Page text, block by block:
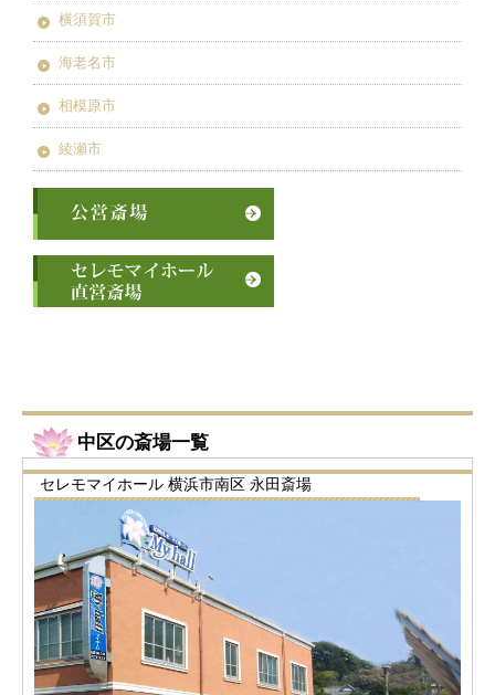
横須賀市
海老名市
相模原市
綾瀬市
中区の斎場一覧
セレモマイホール 横浜市南区 永田斎場